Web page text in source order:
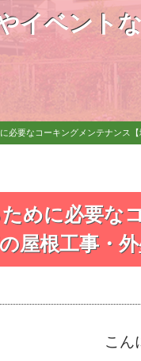
イベント
必要なコーキングメンテナンス
めに必要な
屋根工事・
こん